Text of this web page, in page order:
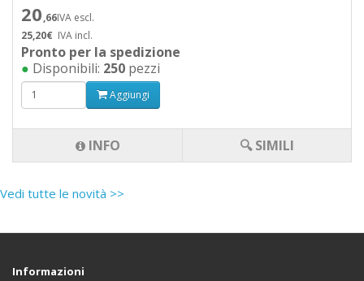
20,66IVA escl.
25,20€ IVA incl.
Pronto per la spedizione
● Disponibili: 250 pezzi
Aggiungi
INFO 🔍 SIMILI
Vedi tutte le novità >>
Informazioni